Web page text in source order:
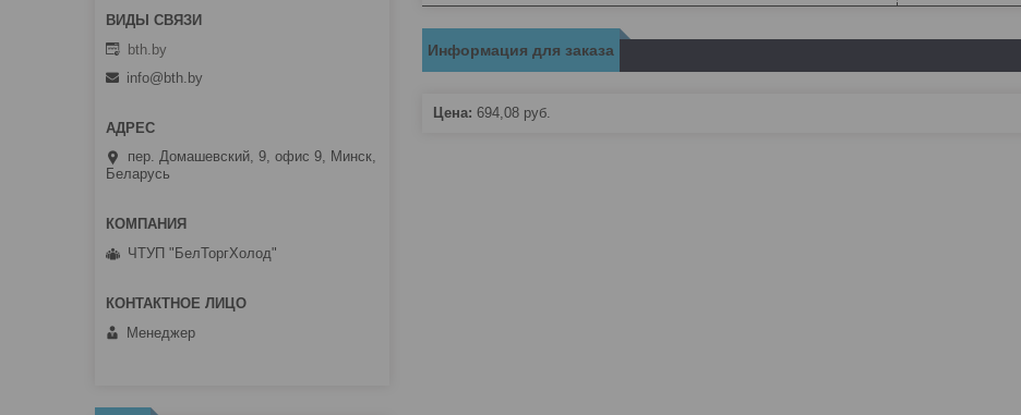
Информация для заказа
Цена: 694,08 руб.
bth.by
info@bth.by
пер. Домашевский, 9, офис 9, Минск,
Беларусь
ЧТУП "БелТоргХолод"
Менеджер